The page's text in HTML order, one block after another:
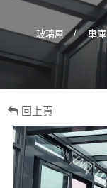
玻璃屋 車庫
回上頁